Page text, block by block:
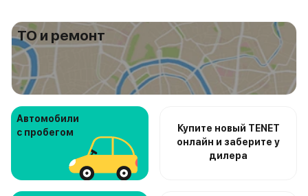
ТО и ремонт
Автомобили
с пробегом
Купите новый TENET
онлайн и заберите у
дилера